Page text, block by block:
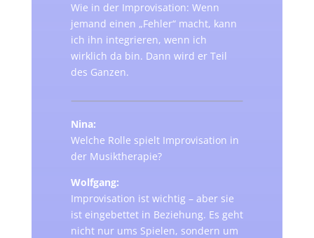
Wie in der Improvisation: Wenn
jemand einen „Fehler“ macht, kann
ich ihn integrieren, wenn ich
wirklich da bin. Dann wird er Teil
des Ganzen.
Nina:
Welche Rolle spielt Improvisation in
der Musiktherapie?
Wolfgang:
Improvisation ist wichtig – aber sie
ist eingebettet in Beziehung. Es geht
nicht nur ums Spielen, sondern um